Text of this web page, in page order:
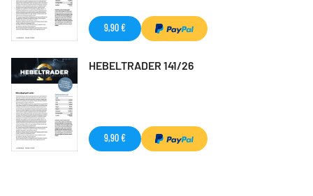
9,90 €
HEBELTRADER 141/26
9,90 €